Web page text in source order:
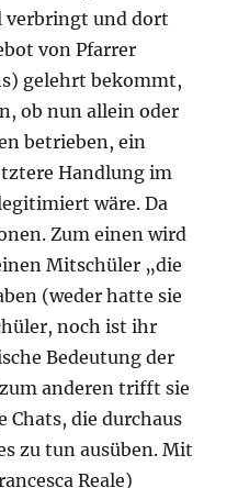
verbringt und dort
von Pfarrer
gelehrt bekommt,
ob nun allein oder
betrieben, ein
Handlung im
wäre. Da
Zum einen wird
Mitschüler „die
(weder hatte sie
noch ist ihr
Bedeutung der
anderen trifft sie
die durchaus
zu tun ausüben. Mit
Reale)